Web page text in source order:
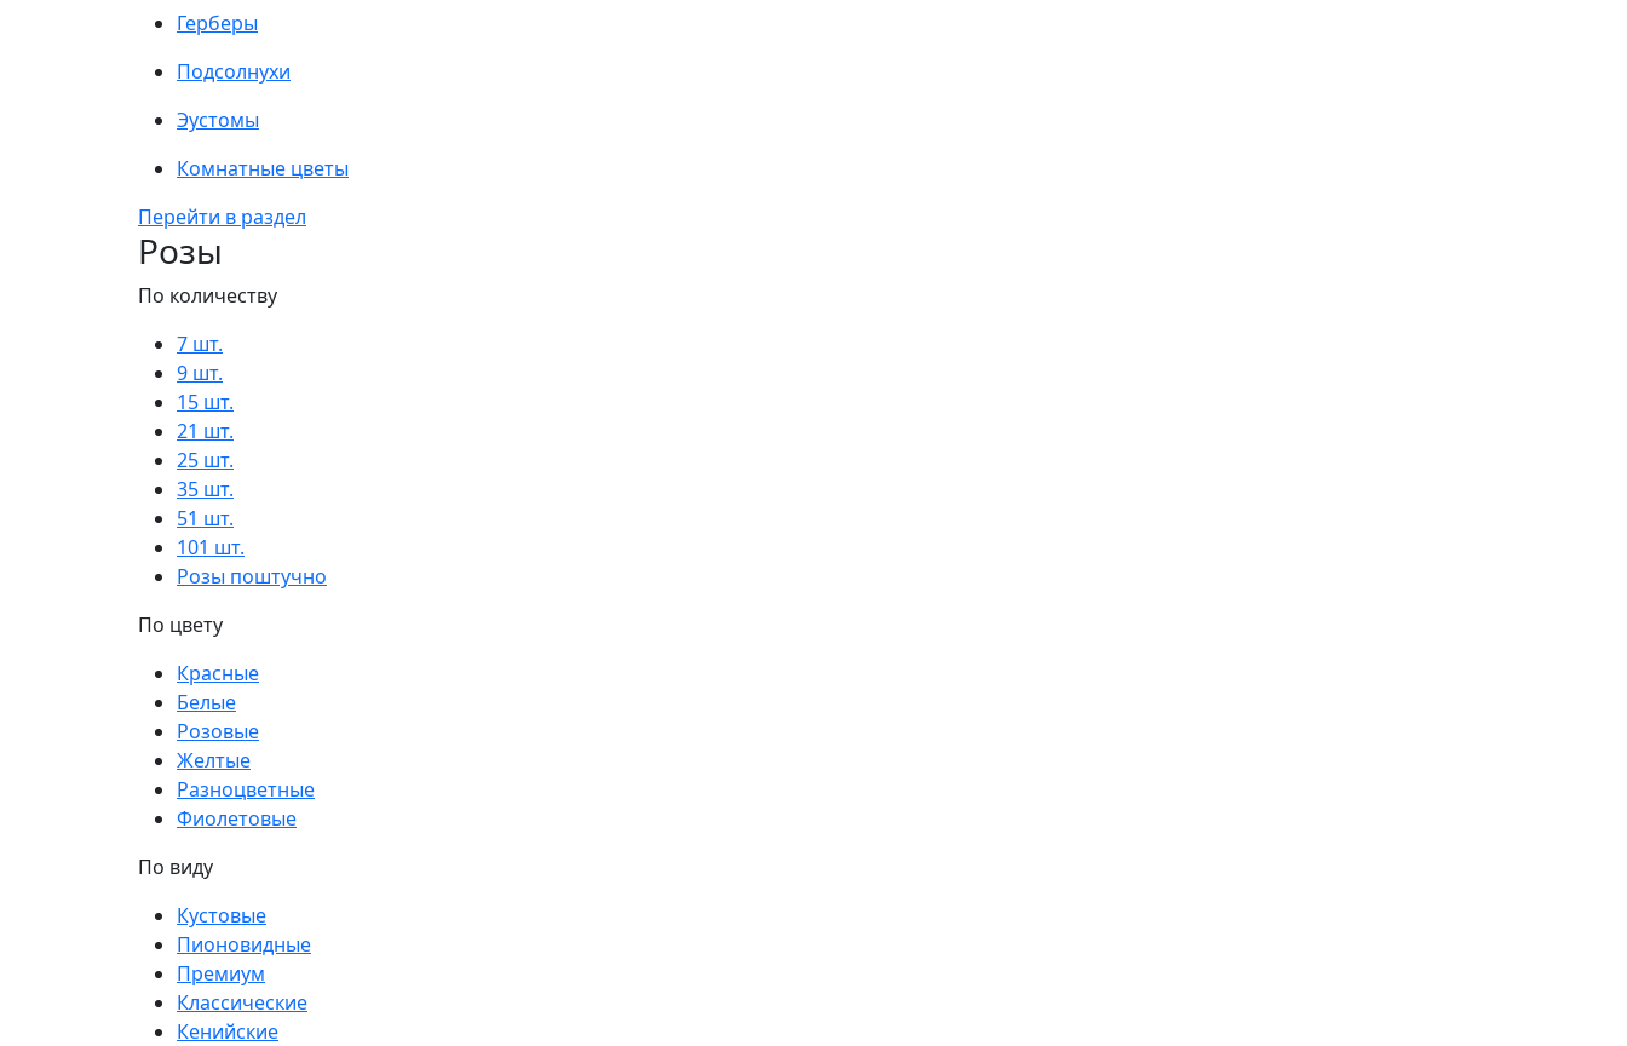
Герберы
Подсолнухи
Эустомы
Комнатные цветы
Перейти в раздел
Розы
По количеству
7 шт.
9 шт.
15 шт.
21 шт.
25 шт.
35 шт.
51 шт.
101 шт.
Розы поштучно
По цвету
Красные
Белые
Розовые
Желтые
Разноцветные
Фиолетовые
По виду
Кустовые
Пионовидные
Премиум
Классические
Кенийские